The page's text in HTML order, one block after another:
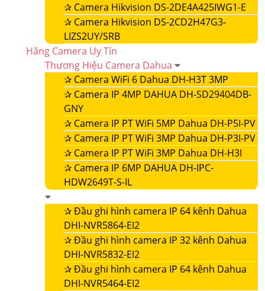
✰ Camera Hikvision DS-2DE4A425IWG1-E
✰ Camera Hikvision DS-2CD2H47G3-
LIZS2UY/SRB
Hãng Camera Uy Tín
Thương Hiệu Camera Dahua
✰ Camera WiFi 6 Dahua DH-H3T 3MP
✰ Camera IP 4MP DAHUA DH-SD29404DB-
GNY
✰ Camera IP PT WiFi 5MP Dahua DH-P5I-PV
✰ Camera IP PT WiFi 3MP Dahua DH-P3I-PV
✰ Camera IP PT WiFi 3MP Dahua DH-H3I
✰ Camera IP 6MP DAHUA DH-IPC-
HDW2649T-S-IL
✰Đầu ghi hình camera IP 64 kênh Dahua
DHI-NVR5864-EI2
✰Đầu ghi hình camera IP 32 kênh Dahua
DHI-NVR5832-EI2
✰Đầu ghi hình camera IP 64 kênh Dahua
DHI-NVR5464-EI2